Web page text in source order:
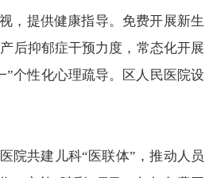
，提供健康指导。免费开展新生
后抑郁症干预力度，常态化开展
个性化心理疏导。区人民医院设
院共建儿科“医联体”，推动人员